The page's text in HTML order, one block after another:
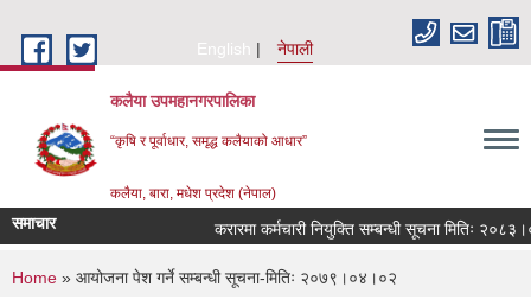
English
नेपाली
कलैया उपमहानगरपालिका
“कृषि र पूर्वाधार, समृद्ध कलैयाको आधार”
कलैया, बारा, मधेश प्रदेश (नेपाल)
समाचार करारमा कर्मचारी नियुक्ति सम्बन्धी सूचना मितिः
You are here
Home » आयोजना पेश गर्ने सम्बन्धी सूचना-मितिः २०७९।०४।०२